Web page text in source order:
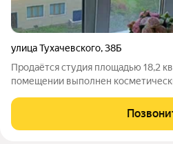
улица Тухачевского,38Б
Продаётся студия площадью 18,2
помещении выполнен
стеклопакет. Входная дверь
и тёплая. Кухня и санузел общего